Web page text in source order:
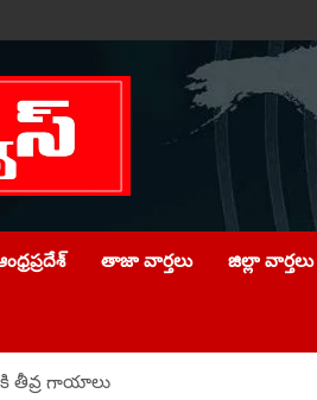
తాజా వార్తలు జిల్లా వార్తలు
తీవ్ర గాయాలు